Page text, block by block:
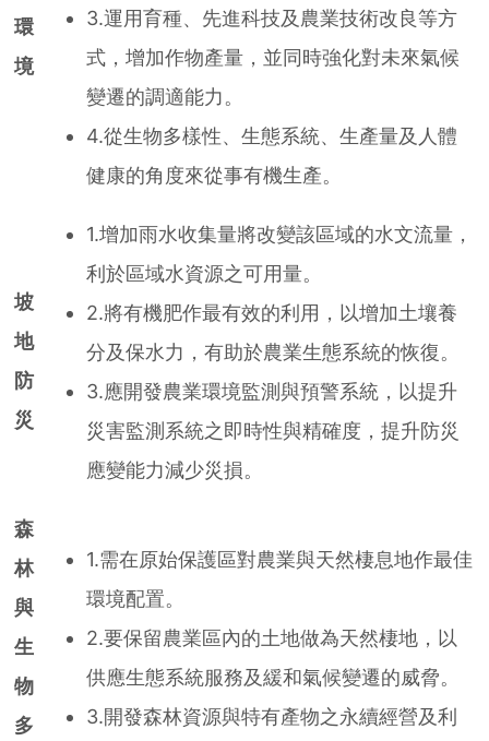
環
境
3.運用育種、先進科技及農業技術改良等方
式，增加作物產量，並同時強化對未來氣候
變遷的調適能力。
4.從生物多樣性、生態系統、生產量及人體
健康的角度來從事有機生產。
坡
地
防
災
1.增加雨水收集量將改變該區域的水文流量，
利於區域水資源之可用量。
2.將有機肥作最有效的利用，以增加土壤養
分及保水力，有助於農業生態系統的恢復。
3.應開發農業環境監測與預警系統，以提升
災害監測系統之即時性與精確度，提升防災
應變能力減少災損。
森
林
與
生
物
多
1.需在原始保護區對農業與天然棲息地作最佳
環境配置。
2.要保留農業區內的土地做為天然棲地，以
供應生態系統服務及緩和氣候變遷的威脅。
3.開發森林資源與特有產物之永續經營及利